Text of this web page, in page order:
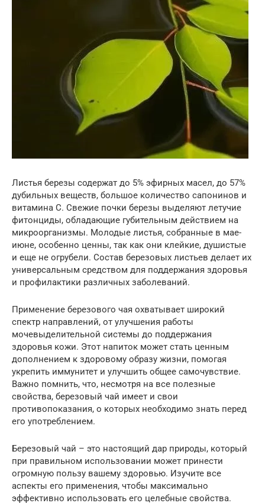
Листья березы содержат до 5% эфирных масел, до 57%
дубильных веществ, большое количество сапонинов и
витамина С. Свежие почки березы выделяют летучие
фитонциды, обладающие губительным действием на
микроорганизмы. Молодые листья, собранные в мае-
июне, особенно ценны, так как они клейкие, душистые
и еще не огрубели. Состав березовых листьев делает их
универсальным средством для поддержания здоровья
и профилактики различных заболеваний.
Применение березового чая охватывает широкий
спектр направлений, от улучшения работы
мочевыделительной системы до поддержания
здоровья кожи. Этот напиток может стать ценным
дополнением к здоровому образу жизни, помогая
укрепить иммунитет и улучшить общее самочувствие.
Важно помнить, что, несмотря на все полезные
свойства, березовый чай имеет и свои
противопоказания, о которых необходимо знать перед
его употреблением.
Березовый чай – это настоящий дар природы, который
при правильном использовании может принести
огромную пользу вашему здоровью. Изучите все
аспекты его применения, чтобы максимально
эффективно использовать его целебные свойства.